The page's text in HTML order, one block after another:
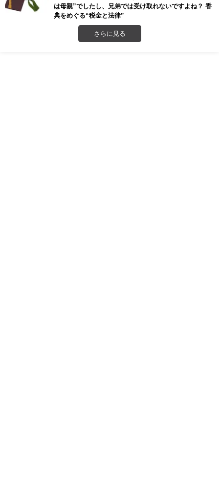
は母親”でしたし、兄弟では受け取れないですよね？ 香
典をめぐる“税金と法律”
さらに見る